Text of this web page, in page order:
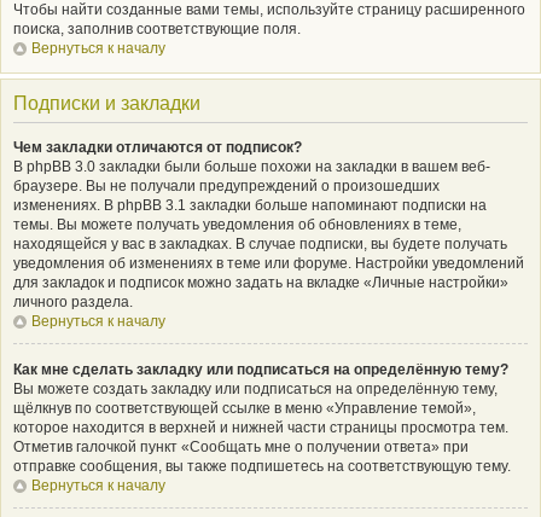
Чтобы найти созданные вами темы, используйте страницу расширенного
поиска, заполнив соответствующие поля.
Вернуться к началу
Подписки и закладки
Чем закладки отличаются от подписок?
В phpBB 3.0 закладки были больше похожи на закладки в вашем веб-
браузере. Вы не получали предупреждений о произошедших
изменениях. В phpBB 3.1 закладки больше напоминают подписки на
темы. Вы можете получать уведомления об обновлениях в теме,
находящейся у вас в закладках. В случае подписки, вы будете получать
уведомления об изменениях в теме или форуме. Настройки уведомлений
для закладок и подписок можно задать на вкладке «Личные настройки»
личного раздела.
Вернуться к началу
Как мне сделать закладку или подписаться на определённую тему?
Вы можете создать закладку или подписаться на определённую тему,
щёлкнув по соответствующей ссылке в меню «Управление темой»,
которое находится в верхней и нижней части страницы просмотра тем.
Отметив галочкой пункт «Сообщать мне о получении ответа» при
отправке сообщения, вы также подпишетесь на соответствующую тему.
Вернуться к началу